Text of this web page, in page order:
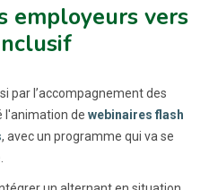
employeurs vers
par l’accompagnement des
l'animation de webinaires flash
, avec un programme qui va se